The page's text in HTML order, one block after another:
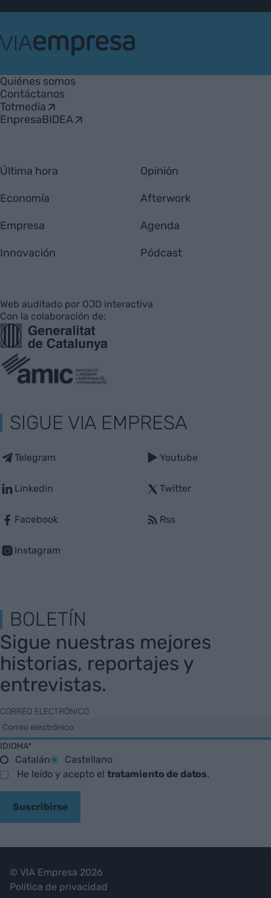
Empresa
Quiénes somos
Contáctanos
Totmedia
EnpresaBIDEA
Última hora
Economía
Empresa
Innovación
Opinión
Afterwork
Agenda
Pódcast
Web auditado por OJD interactiva
Con la colaboración de:
SIGUE VIA EMPRESA
Telegram
Linkedin
Facebook
Instagram
Youtube
Twitter
Rss
BOLETÍN
Sigue nuestras mejores
historias, reportajes y
entrevistas.
CORREO ELECTRÓNICO
IDIOMA*
Catalán
Castellano
He leído y acepto el tratamiento de datos.
Suscribirse
© VIA Empresa 2026
Política de privacidad